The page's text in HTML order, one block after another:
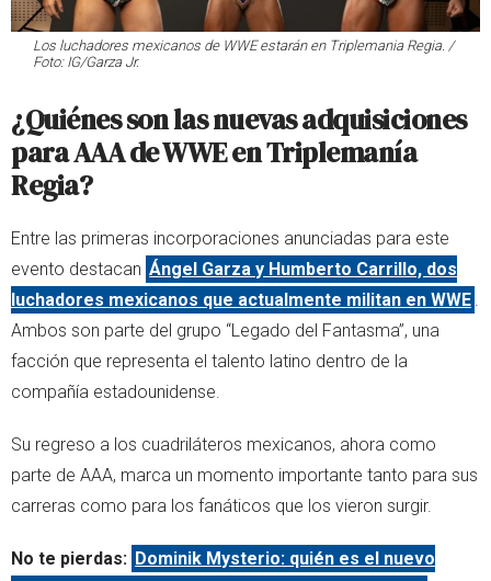
Los luchadores mexicanos de WWE estarán en Triplemania Regia. /
Foto: IG/Garza Jr.
¿Quiénes son las nuevas adquisiciones
para AAA de WWE en Triplemanía
Regia?
Entre las primeras incorporaciones anunciadas para este
evento destacan Ángel Garza y Humberto Carrillo, dos
luchadores mexicanos que actualmente militan en WWE
Ambos son parte del grupo “Legado del Fantasma”, una
facción que representa el talento latino dentro de la
compañía estadounidense.
Su regreso a los cuadriláteros mexicanos, ahora como
parte de AAA, marca un momento importante tanto para sus
carreras como para los fanáticos que los vieron surgir.
No te pierdas: Dominik Mysterio: quién es el nuevo